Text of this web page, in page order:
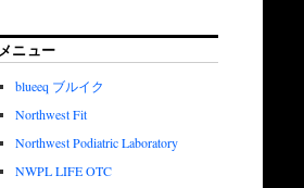
メニュー
blueeq ブルイク
Northwest Fit
Northwest Podiatric Laboratory
NWPL LIFE OTC